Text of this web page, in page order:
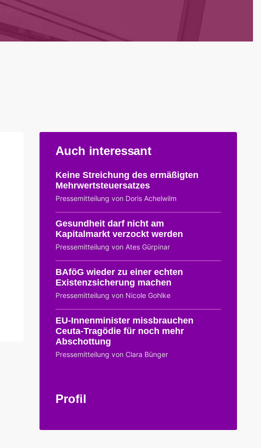
Auch interessant
Keine Streichung des ermäßigten
Mehrwertsteuersatzes
Pressemitteilung von Doris Achelwilm
Gesundheit darf nicht am
Kapitalmarkt verzockt werden
Pressemitteilung von Ates Gürpinar
BAföG wieder zu einer echten
Existenzsicherung machen
Pressemitteilung von Nicole Gohlke
EU-Innenminister missbrauchen
Ceuta-Tragödie für noch mehr
Abschottung
Pressemitteilung von Clara Bünger
Profil